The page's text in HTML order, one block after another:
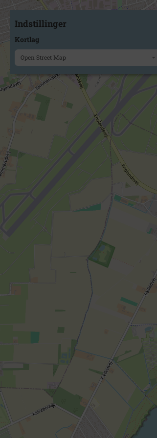
Indstillinger
Kortlag
Open Street Map